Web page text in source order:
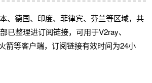
、德国、印度、菲律宾、芬兰等区域，共
已整理进订阅链接，可用于V2ray、
箭等客户端，订阅链接有效时间为24小